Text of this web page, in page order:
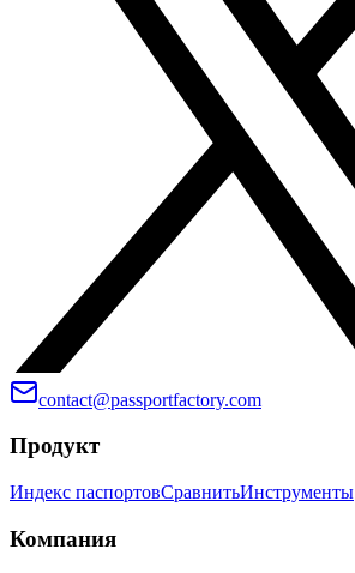
contact@passportfactory.com
Продукт
Индекс паспортовСравнитьИнструменты
Компания